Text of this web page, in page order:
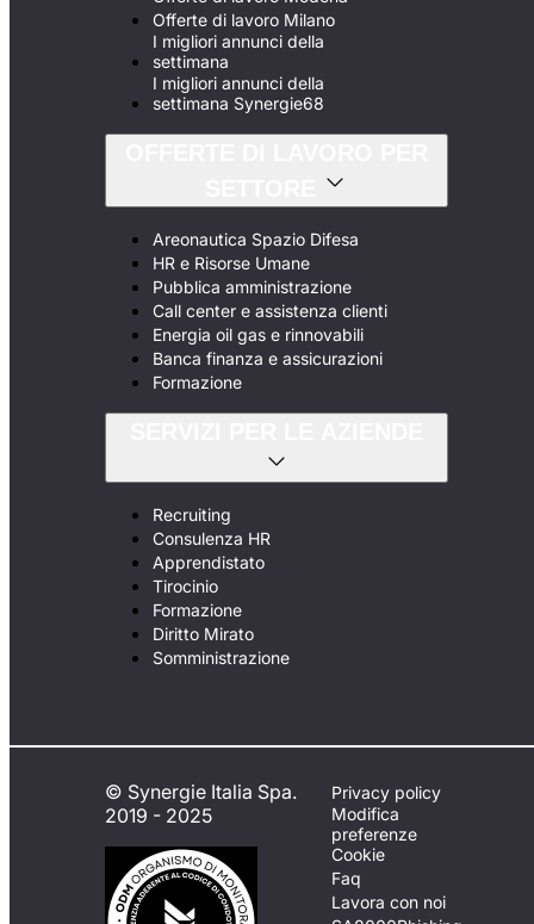
Offerte di lavoro Milano
I migliori annunci della
settimana
I migliori annunci della
settimana Synergie68
Areonautica Spazio Difesa
HR e Risorse Umane
Pubblica amministrazione
Call center e assistenza clienti
Energia oil gas e rinnovabili
Banca finanza e assicurazioni
Formazione
Recruiting
Consulenza HR
Apprendistato
Tirocinio
Formazione
Diritto Mirato
Somministrazione
© Synergie Italia Spa.
2019 - 2025
Privacy policy
Modifica
preferenze
Cookie
Faq
Lavora con noi